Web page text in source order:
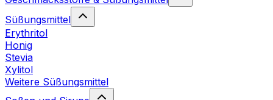
Süßungsmittel
Erythritol
Honig
Stevia
Xylitol
Weitere Süßungsmittel